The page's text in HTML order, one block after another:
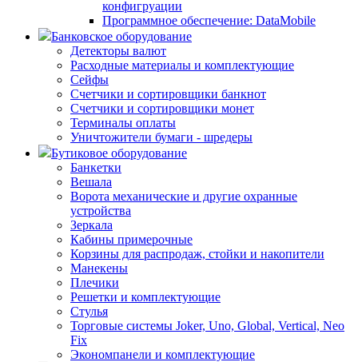
конфигруации
Программное обеспечение: DataMobile
Банковское оборудование
Детекторы валют
Расходные материалы и комплектующие
Сейфы
Счетчики и сортировщики банкнот
Счетчики и сортировщики монет
Терминалы оплаты
Уничтожители бумаги - шредеры
Бутиковое оборудование
Банкетки
Вешала
Ворота механические и другие охранные
устройства
Зеркала
Кабины примерочные
Корзины для распродаж, стойки и накопители
Манекены
Плечики
Решетки и комплектующие
Стулья
Торговые системы Joker, Uno, Global, Vertical, Neo
Fix
Экономпанели и комплектующие